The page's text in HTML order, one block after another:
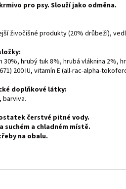
pro psy. Slouží jako odměna.
živočišné produkty (20% drůbeží),
30%, hrubý tuk 8%, hrubá vláknina 2%,
200 IU, vitamín E (all-rac-alpha-
doplňkové látky:
barviva.
čerstvé pitné vody.
suchém a chladném místě.
na obalu.